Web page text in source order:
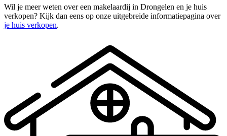
Wil je meer weten over een makelaardij in Drongelen en je huis
verkopen? Kijk dan eens op onze uitgebreide informatiepagina over
je huis verkopen.